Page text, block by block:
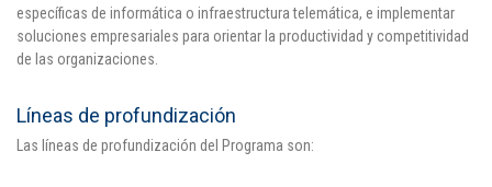
específicas de informática o infraestructura telemática, e implementar
soluciones empresariales para orientar la productividad y competitividad
de las organizaciones.
Líneas de profundización
Las líneas de profundización del Programa son: